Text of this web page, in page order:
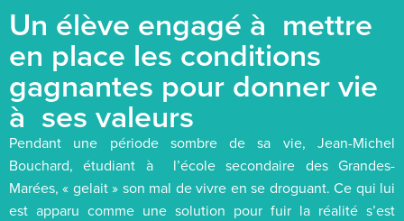
Un élève engagé à mettre
en place les conditions
gagnantes pour donner vie
à ses valeurs
Pendant une période sombre de sa vie, Jean-Michel
Bouchard, étudiant à l’école secondaire des Grandes-
Marées, « gelait » son mal de vivre en se droguant. Ce qui lui
est apparu comme une solution pour fuir la réalité s’est